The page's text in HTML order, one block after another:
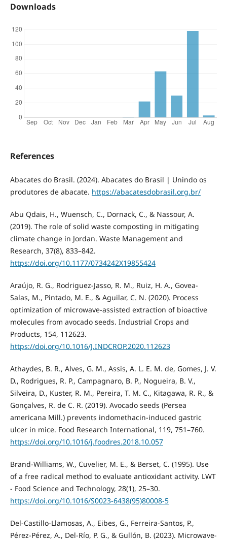
Downloads
References
Abacates do Brasil. (2024). Abacates do Brasil | Unindo os
produtores de abacate. https://abacatesdobrasil.org.br/
Abu Qdais, H., Wuensch, C., Dornack, C., & Nassour, A.
(2019). The role of solid waste composting in mitigating
climate change in Jordan. Waste Management and
Research, 37(8), 833–842.
https://doi.org/10.1177/0734242X19855424
Araújo, R. G., Rodriguez-Jasso, R. M., Ruiz, H. A., Govea-
Salas, M., Pintado, M. E., & Aguilar, C. N. (2020). Process
optimization of microwave-assisted extraction of bioactive
molecules from avocado seeds. Industrial Crops and
Products, 154, 112623.
https://doi.org/10.1016/J.INDCROP.2020.112623
Athaydes, B. R., Alves, G. M., Assis, A. L. E. M. de, Gomes, J. V.
D., Rodrigues, R. P., Campagnaro, B. P., Nogueira, B. V.,
Silveira, D., Kuster, R. M., Pereira, T. M. C., Kitagawa, R. R., &
Gonçalves, R. de C. R. (2019). Avocado seeds (Persea
americana Mill.) prevents indomethacin-induced gastric
ulcer in mice. Food Research International, 119, 751–760.
https://doi.org/10.1016/j.foodres.2018.10.057
Brand-Williams, W., Cuvelier, M. E., & Berset, C. (1995). Use
of a free radical method to evaluate antioxidant activity. LWT
- Food Science and Technology, 28(1), 25–30.
https://doi.org/10.1016/S0023-6438(95)80008-5
Del-Castillo-Llamosas, A., Eibes, G., Ferreira-Santos, P.,
Pérez-Pérez, A., Del-Río, P. G., & Gullón, B. (2023). Microwave-